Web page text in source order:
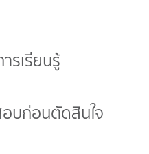
รเรียนรู้
บก่อนตัดสินใจ